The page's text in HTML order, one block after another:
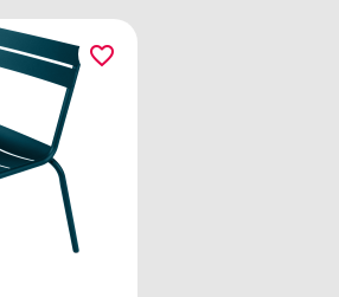
favorite_border